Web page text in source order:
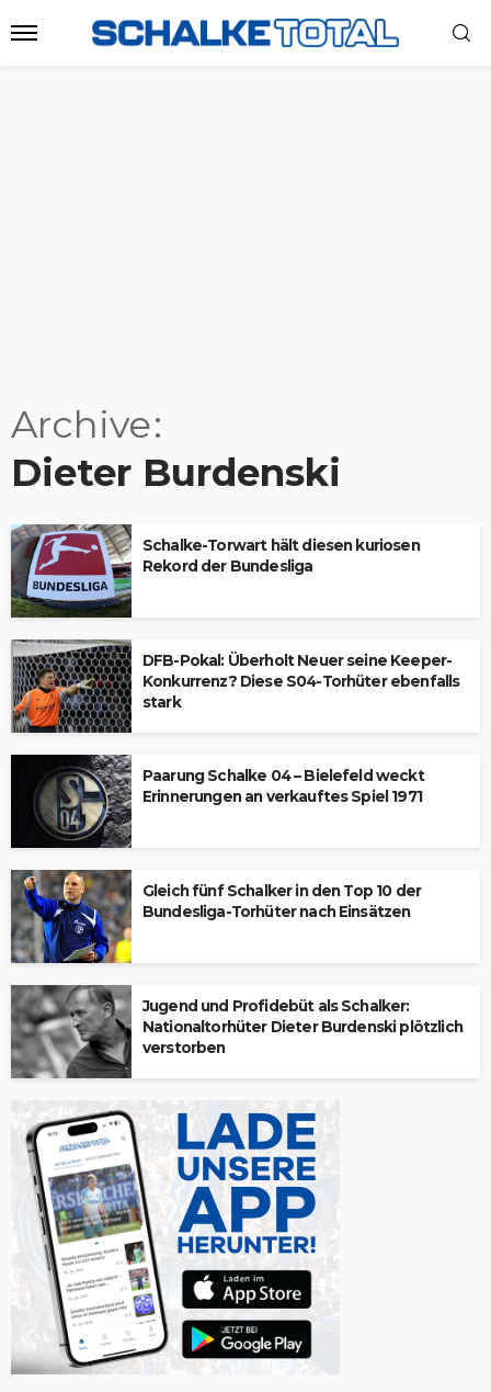
Archive
Dieter Burdenski
Schalke-Torwart hält diesen kuriosen
Rekord der Bundesliga
DFB-Pokal: Überholt Neuer seine Keeper-
Konkurrenz? Diese S04-Torhüter ebenfalls
stark
Paarung Schalke 04 – Bielefeld weckt
Erinnerungen an verkauftes Spiel 1971
Gleich fünf Schalker in den Top 10 der
Bundesliga-Torhüter nach Einsätzen
Jugend und Profidebüt als Schalker:
Nationaltorhüter Dieter Burdenski plötzlich
verstorben